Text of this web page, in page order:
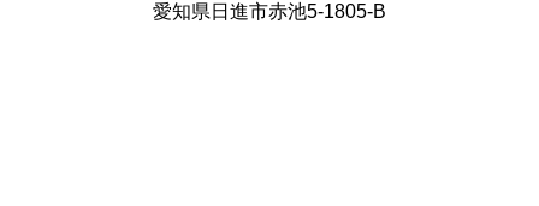
愛知県日進市赤池5-1805-B